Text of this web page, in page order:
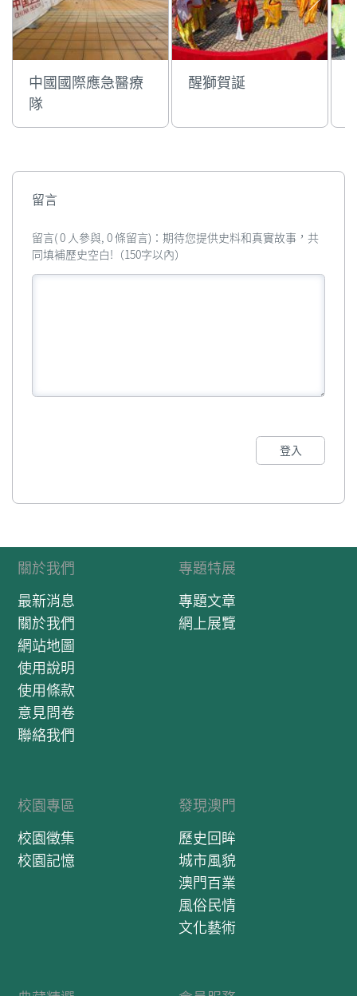
中國國際應急醫療
隊
醒獅賀誕
留言
留言( 0 人參與, 0 條留言)：期待您提供史料和真實故事，共
同填補歷史空白!（150字以內）
登入
關於我們
最新消息
關於我們
網站地圖
使用說明
使用條款
意見問卷
聯絡我們
專題特展
專題文章
網上展覽
校園專區
校園徵集
校園記憶
發現澳門
歷史回眸
城市風貌
澳門百業
風俗民情
文化藝術